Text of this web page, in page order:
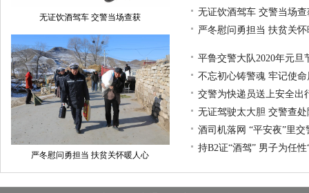
无证饮酒驾车 交警当场查获
严冬慰问勇担当 扶贫关怀暖人心
无证饮酒驾车 交警当场查
严冬慰问勇担当 扶贫关
平鲁交警大队2020年元旦
不忘初心铸警魂 牢记使
交警为快递员送上安全出
无证驾驶太大胆 交警查
酒司机落网 “平安夜”里交
持B2证“酒驾” 男子为任性